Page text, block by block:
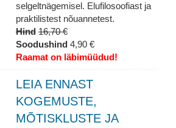
selgeltnägemisel. Elufilosoofiast ja
praktilistest nõuannetest.
Hind 16,70 €
Soodushind 4,90 €
Raamat on läbimüüdud!
LEIA ENNAST
KOGEMUSTE,
MÕTISKLUSTE JA